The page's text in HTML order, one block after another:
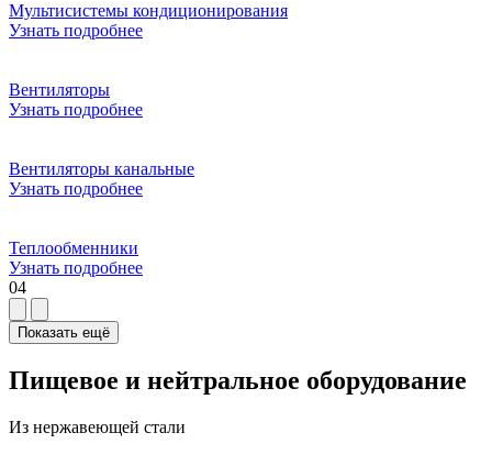
Мультисистемы кондиционирования
Узнать подробнее
Вентиляторы
Узнать подробнее
Вентиляторы канальные
Узнать подробнее
Теплообменники
Узнать подробнее
04
Показать ещё
Пищевое и нейтральное оборудование
Из нержавеющей стали